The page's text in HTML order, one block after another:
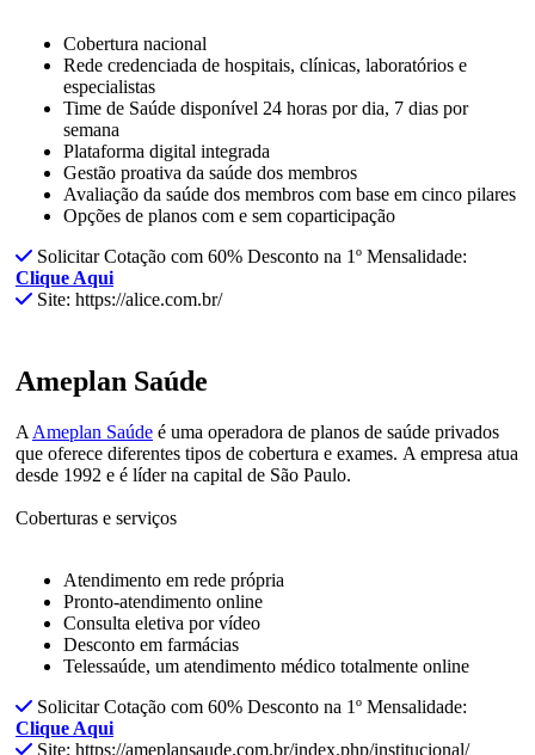
Cobertura nacional
Rede credenciada de hospitais, clínicas, laboratórios e
especialistas
Time de Saúde disponível 24 horas por dia, 7 dias por
semana
Plataforma digital integrada
Gestão proativa da saúde dos membros
Avaliação da saúde dos membros com base em cinco pilares
Opções de planos com e sem coparticipação
Solicitar Cotação com 60% Desconto na 1º Mensalidade:
Clique Aqui
Site: https://alice.com.br/
Ameplan Saúde
A Ameplan Saúde é uma operadora de planos de saúde privados
que oferece diferentes tipos de cobertura e exames. A empresa atua
desde 1992 e é líder na capital de São Paulo.
Coberturas e serviços
Atendimento em rede própria
Pronto-atendimento online
Consulta eletiva por vídeo
Desconto em farmácias
Telessaúde, um atendimento médico totalmente online
Solicitar Cotação com 60% Desconto na 1º Mensalidade:
Clique Aqui
Site: https://ameplansaude.com.br/index.php/institucional/